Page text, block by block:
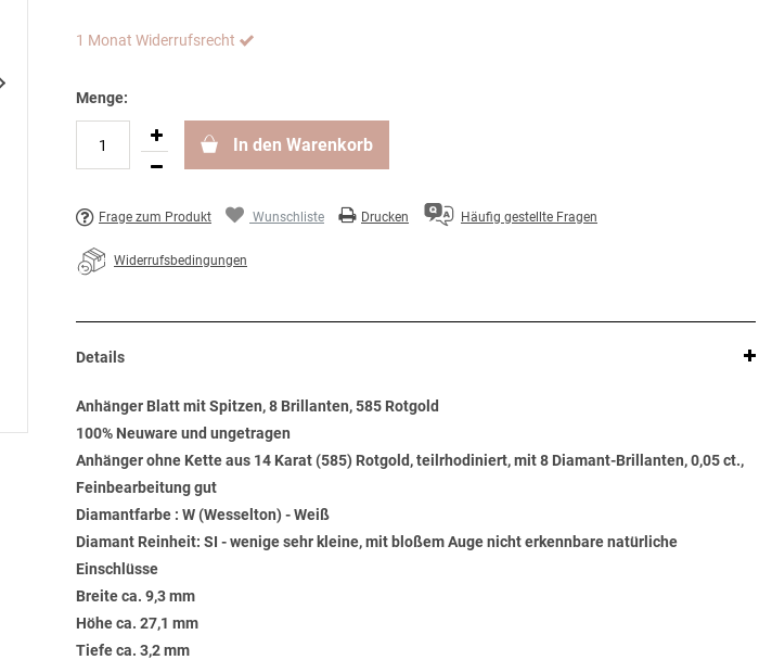
1 Monat Widerrufsrecht
Menge:
In den Warenkorb
Frage zum Produkt Wunschliste Drucken Häufig gestellte Fragen
Widerrufsbedingungen
Details
Anhänger Blatt mit Spitzen, 8 Brillanten, 585 Rotgold
100% Neuware und ungetragen
Anhänger ohne Kette aus 14 Karat (585) Rotgold, teilrhodiniert, mit 8 Diamant-Brillanten, 0,05 ct.,
Feinbearbeitung gut
Diamantfarbe : W (Wesselton) - Weiß
Diamant Reinheit: SI - wenige sehr kleine, mit bloßem Auge nicht erkennbare natürliche
Einschlüsse
Breite ca. 9,3 mm
Höhe ca. 27,1 mm
Tiefe ca. 3,2 mm